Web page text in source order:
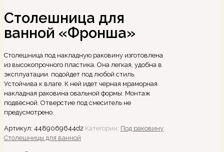
Столешница для
ванной «Фронша»
Столешница под накладную раковину изготовлена
из высокопрочного пластика. Она легкая, удобна в
эксплуатации. подойдет под любой стиль.
Устойчива к влаге. К ней идет черная мраморная
накладная раковина овальной формы. Монтаж
подвесной. Отверстие под смеситель не
предусмотрено.
Артикул: 4489069644d2 Категории: Под раковину
Столешницы для ванной